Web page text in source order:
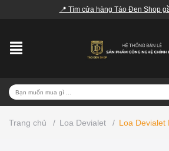
📍 Tìm cửa hàng Táo Đen Shop
Trang chủ / Loa Devialet / Loa Devialet